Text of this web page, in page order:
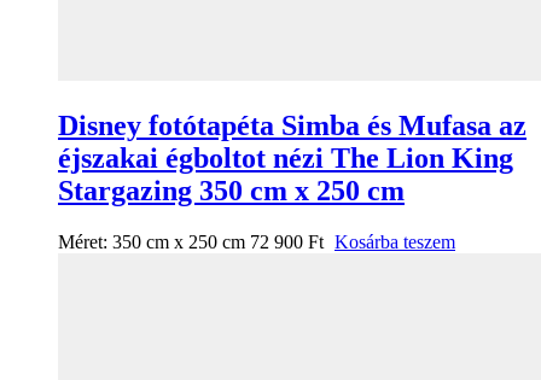
Disney fotótapéta Simba és Mufasa az
éjszakai égboltot nézi The Lion King
Stargazing 350 cm x 250 cm
Méret: 350 cm x 250 cm 72 900 Ft Kosárba teszem